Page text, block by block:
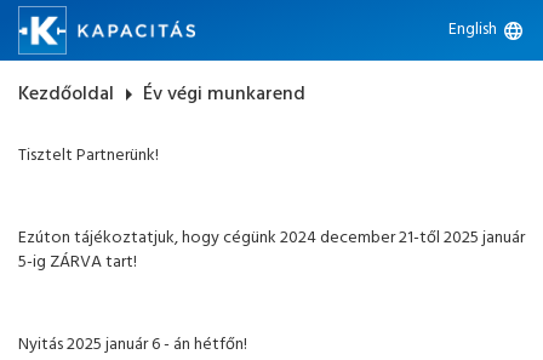
English language
Kezdőoldal arrow_right Év végi munkarend
Tisztelt Partnerünk!
Ezúton tájékoztatjuk, hogy cégünk 2024 december 21-től 2025 január
5-ig ZÁRVA tart!
Nyitás 2025 január 6 - án hétfőn!